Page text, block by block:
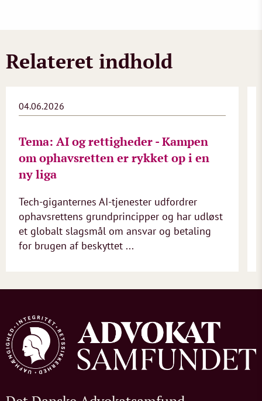
Relateret indhold
04.06.2026
Tema: AI og rettigheder - Kampen
om ophavsretten er rykket op i en
ny liga
Tech-giganternes AI-tjenester udfordrer
ophavsrettens grundprincipper og har udløst
et globalt slagsmål om ansvar og betaling
for brugen af beskyttet ...